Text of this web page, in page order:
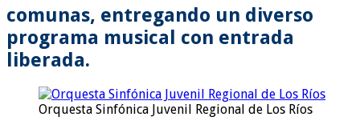
comunas, entregando un diverso
programa musical con entrada
liberada.
Orquesta Sinfónica Juvenil Regional de Los Ríos